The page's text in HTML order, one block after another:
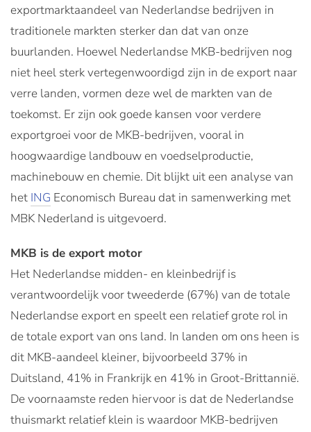
exportmarktaandeel van Nederlandse bedrijven in
traditionele markten sterker dan dat van onze
buurlanden. Hoewel Nederlandse MKB-bedrijven nog
niet heel sterk vertegenwoordigd zijn in de export naar
verre landen, vormen deze wel de markten van de
toekomst. Er zijn ook goede kansen voor verdere
exportgroei voor de MKB-bedrijven, vooral in
hoogwaardige landbouw en voedselproductie,
machinebouw en chemie. Dit blijkt uit een analyse van
het ING Economisch Bureau dat in samenwerking met
MBK Nederland is uitgevoerd.
MKB is de export motor
Het Nederlandse midden- en kleinbedrijf is
verantwoordelijk voor tweederde (67%) van de totale
Nederlandse export en speelt een relatief grote rol in
de totale export van ons land. In landen om ons heen is
dit MKB-aandeel kleiner, bijvoorbeeld 37% in
Duitsland, 41% in Frankrijk en 41% in Groot-Brittannië.
De voornaamste reden hiervoor is dat de Nederlandse
thuismarkt relatief klein is waardoor MKB-bedrijven